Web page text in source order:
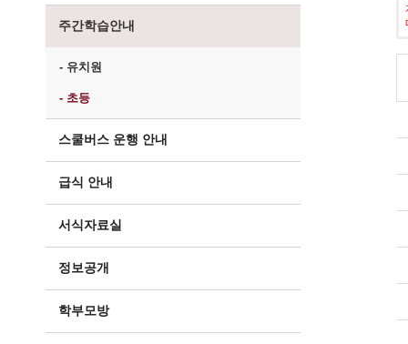
주간학습안내
- 유치원
- 초등
스쿨버스 운행 안내
급식 안내
서식자료실
정보공개
학부모방